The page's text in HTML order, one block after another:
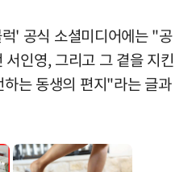
' 공식 소셜미디어에는 "공
인영, 그리고 그 곁을 지킨
는 동생의 편지"라는 글과